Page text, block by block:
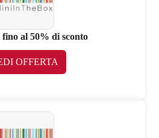
al 50% di sconto
OFFERTA